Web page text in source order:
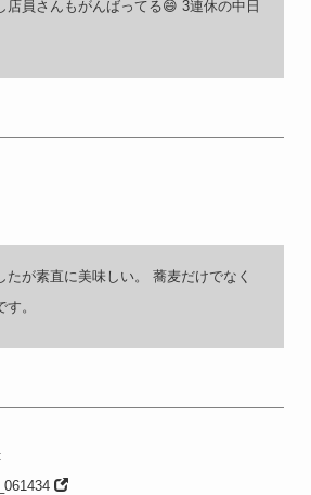
員さんもがんばってる😄 3連休の中日
が素直に美味しい。 蕎麦だけでなく
。